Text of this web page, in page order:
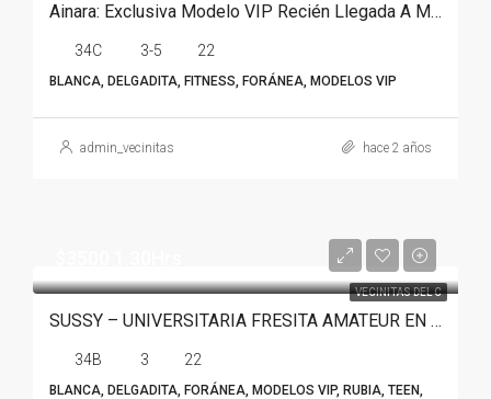
Ainara: Exclusiva Modelo VIP Recién Llegada A Monterrey
34C 3-5 22
BLANCA, DELGADITA, FITNESS, FORÁNEA, MODELOS VIP
admin_vecinitas hace 2 años
VECINITAS DEL C
SUSSY – UNIVERSITARIA FRESITA AMATEUR EN MONTERREY
34B 3 22
BLANCA, DELGADITA, FORÁNEA, MODELOS VIP, RUBIA, TEEN,